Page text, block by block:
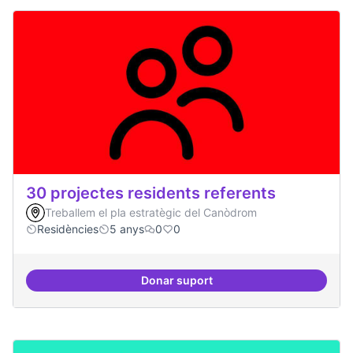
30 projectes residents referents
Treballem el pla estratègic del Canòdrom
Residències
5 anys 0 0
Donar suport30 projectes residents referents